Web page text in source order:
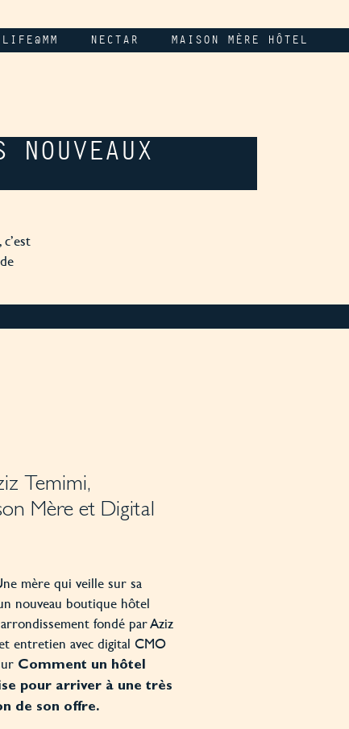
LIFE@MM NECTAR MAISON MÈRE HÔTEL
Temimi,
Mère et Digital
mère qui veille sur sa
nouveau boutique hôtel
fondé par Aziz
entretien avec digital CMO
Comment un hôtel
pour arriver à une très
de son offre.